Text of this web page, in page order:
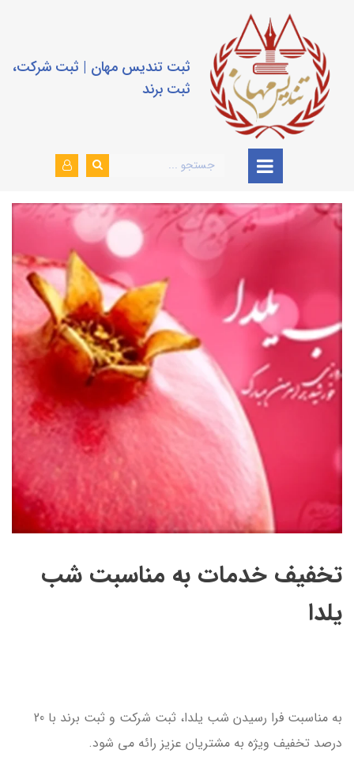
ثبت تندیس مهان | ثبت شرکت،
ثبت برند
تخفیف خدمات به مناسبت شب
یلدا
به مناسبت فرا رسیدن شب یلدا، ثبت شرکت و ثبت برند با 20
درصد تخفیف ویژه به مشتریان عزیز رائه می شود.